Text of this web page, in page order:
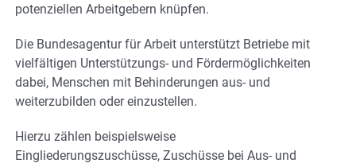
potenziellen Arbeitgebern knüpfen.
Die Bundesagentur für Arbeit unterstützt Betriebe mit
vielfältigen Unterstützungs- und Fördermöglichkeiten
dabei, Menschen mit Behinderungen aus- und
weiterzubilden oder einzustellen.
Hierzu zählen beispielsweise
Eingliederungszuschüsse, Zuschüsse bei Aus- und